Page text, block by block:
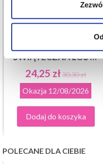
ZESTAW DO HAFTU
ŚWIĄTECZNA ŁOŚ W
DZWONKU
24,25 zł30,30 zł
Okazja 12/08/2026
Dodaj do koszyka
POLECANE DLA CIEBIE